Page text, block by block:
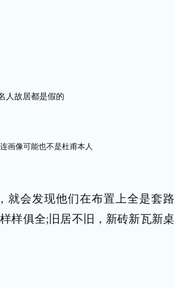
画像可能也不是杜甫本人
会发现他们在布置上全是套路
样俱全;旧居不旧，新砖新瓦新桌